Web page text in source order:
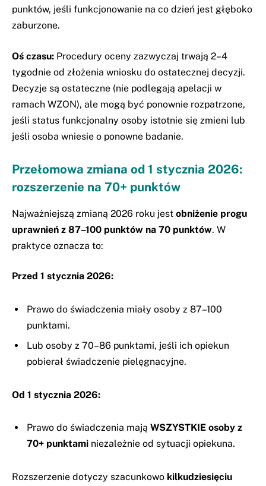
punktów, jeśli funkcjonowanie na co dzień jest głęboko
zaburzone.
Oś czasu: Procedury oceny zazwyczaj trwają 2–4
tygodnie od złożenia wniosku do ostatecznej decyzji.
Decyzje są ostateczne (nie podlegają apelacji w
ramach WZON), ale mogą być ponownie rozpatrzone,
jeśli status funkcjonalny osoby istotnie się zmieni lub
jeśli osoba wniesie o ponowne badanie.
Przełomowa zmiana od 1 stycznia 2026:
rozszerzenie na 70+ punktów
Najważniejszą zmianą 2026 roku jest obniżenie progu
uprawnień z 87–100 punktów na 70 punktów. W
praktyce oznacza to:
Przed 1 stycznia 2026:
Prawo do świadczenia miały osoby z 87–100
punktami.
Lub osoby z 70–86 punktami, jeśli ich opiekun
pobierał świadczenie pielęgnacyjne.
Od 1 stycznia 2026:
Prawo do świadczenia mają WSZYSTKIE osoby z
70+ punktami niezależnie od sytuacji opiekuna.
Rozszerzenie dotyczy szacunkowo kilkudziesięciu